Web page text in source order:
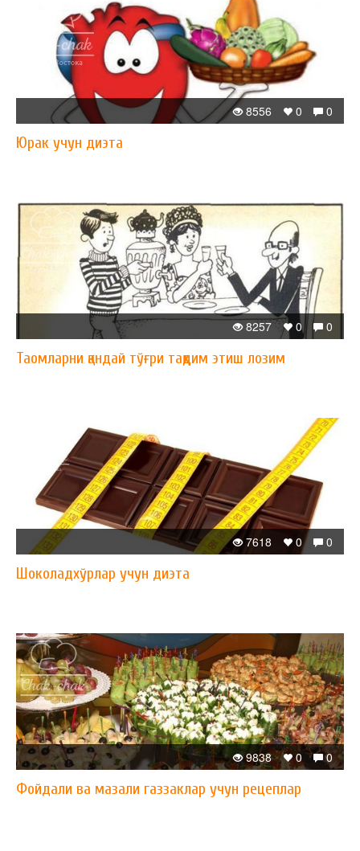
0
0
8556
Юрак учун диэта
0
0
8257
Таомларни қандай тўғри тақдим этиш лозим
0
0
7618
Шоколадхўрлар учун диэта
0
0
9838
Фойдали ва мазали газзаклар учун рецеплар